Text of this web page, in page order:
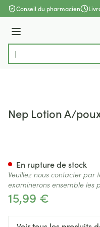
Aller au contenu
Conseil du pharmacien
Menu
Rechercher
Nep Lotion A/
15,99 €
En rupture de stock
Veuillez nous contacter
examinerons ensemble les